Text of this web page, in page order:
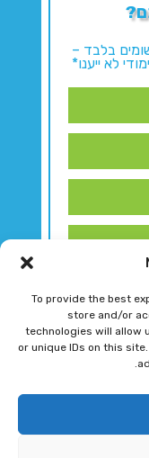
To provide the best
store and/or
technologies will allow
or unique IDs on this
בלבד –
לא ייענו*